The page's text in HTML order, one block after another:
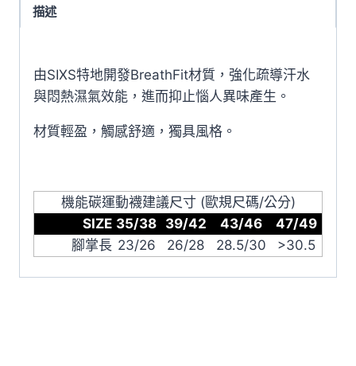
SHORTC
紅)
描述
由SIXS特地開發BreathFit材質，強化疏導汗水
與悶熱濕氣效能，進而抑止惱人異味產生。
材質輕盈，觸感舒適，獨具風格。
機能碳運動襪建議尺寸 (歐規尺碼/公分)
SIZE 35/38 39/42 43/46
47/49
腳掌長 23/26 26/28 28.5/30 >30.5